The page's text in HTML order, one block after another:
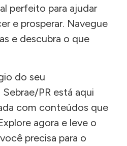
perfeito para ajudar
e prosperar. Navegue
e descubra o que
do seu
PR está aqui
com conteúdos que
agora e leve o
precisa para o